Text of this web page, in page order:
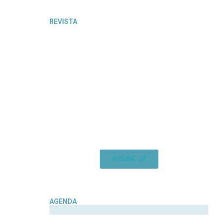
REVISTA
ASSINE JÁ
AGENDA